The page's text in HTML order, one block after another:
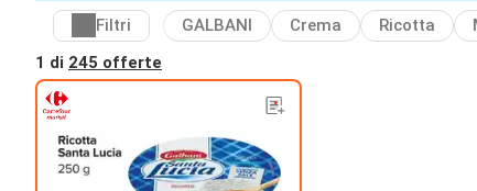
Filtri GALBANI Crema Ricotta
1 di 245 offerte